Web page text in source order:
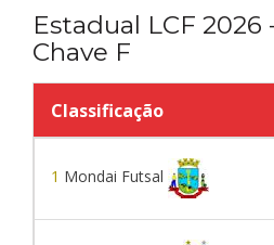
Estadual LCF 2026
Chave F
Classificação
1 Mondai Futsal